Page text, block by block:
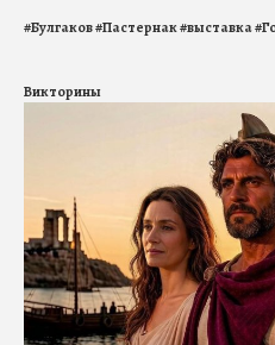
#Булгаков#Пастернак#выставка#
Викторины